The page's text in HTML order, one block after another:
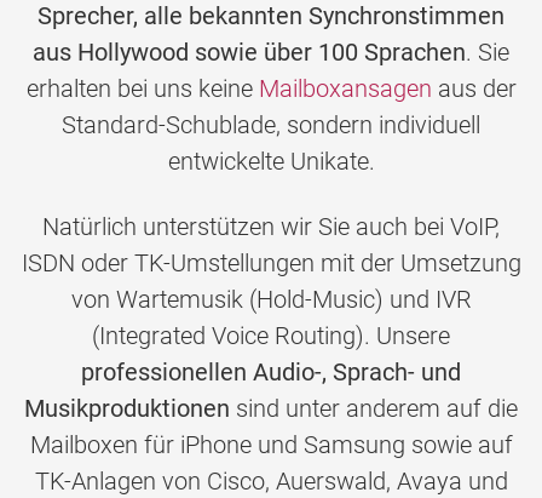
Sprecher, alle bekannten Synchronstimmen
aus Hollywood sowie über 100 Sprachen. Sie
erhalten bei uns keine Mailboxansagen aus der
Standard-Schublade, sondern individuell
entwickelte Unikate.
Natürlich unterstützen wir Sie auch bei VoIP,
ISDN oder TK-Umstellungen mit der Umsetzung
von Wartemusik (Hold-Music) und IVR
(Integrated Voice Routing). Unsere
professionellen Audio-, Sprach- und
Musikproduktionen sind unter anderem auf die
Mailboxen für iPhone und Samsung sowie auf
TK-Anlagen von Cisco, Auerswald, Avaya und